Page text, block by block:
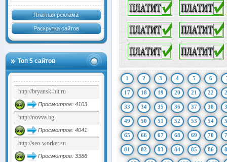
Платная реклама
Раскрутка сайтов
Топ 5 сайтов
Просмотров: 4103
Просмотров: 4041
Просмотров: 3386
1 2 3 4 5 6
17 18 19 20 21 22
33 34 35 36 37 38
49 50 51 52 53 54
65 66 67 68 69 70
81 82 83 84 85 86